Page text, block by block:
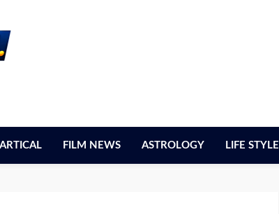
ARTICAL FILM NEWS ASTROLOGY LIFE STYLE